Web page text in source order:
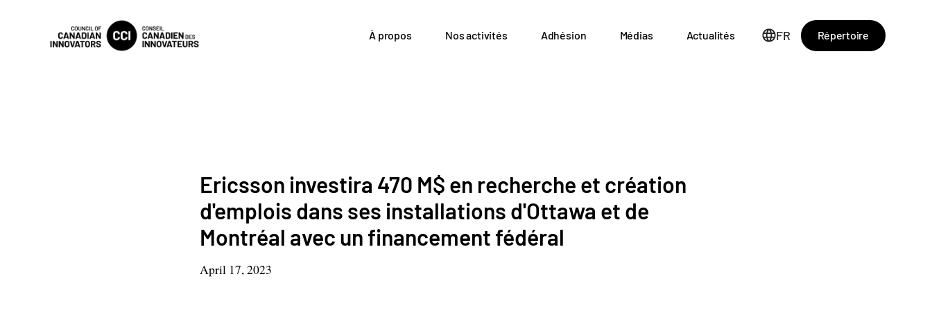
À propos Nos activités Adhésion Médias Actualités FR Répertoire
Ericsson investira 470 M$ en recherche et création
d'emplois dans ses installations d'Ottawa et de
Montréal avec un financement fédéral
April 17, 2023